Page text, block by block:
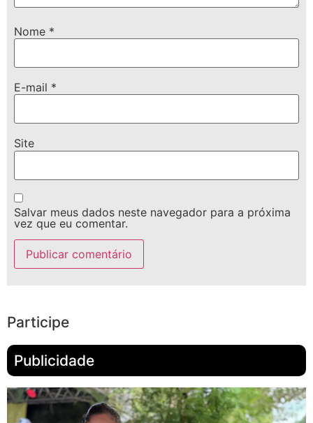
Nome *
E-mail *
Site
Salvar meus dados neste navegador para a próxima
vez que eu comentar.
Participe
Publicidade